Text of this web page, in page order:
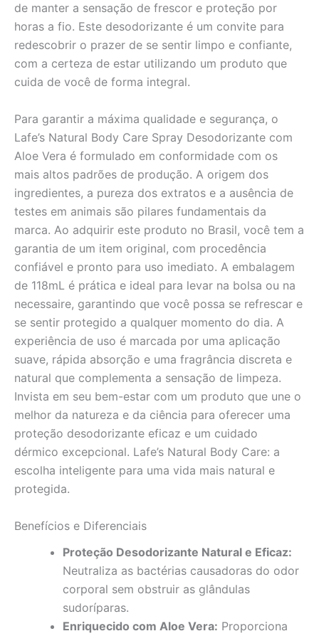
de manter a sensação de frescor e proteção por
horas a fio. Este desodorizante é um convite para
redescobrir o prazer de se sentir limpo e confiante,
com a certeza de estar utilizando um produto que
cuida de você de forma integral.
Para garantir a máxima qualidade e segurança, o
Lafe’s Natural Body Care Spray Desodorizante com
Aloe Vera é formulado em conformidade com os
mais altos padrões de produção. A origem dos
ingredientes, a pureza dos extratos e a ausência de
testes em animais são pilares fundamentais da
marca. Ao adquirir este produto no Brasil, você tem a
garantia de um item original, com procedência
confiável e pronto para uso imediato. A embalagem
de 118mL é prática e ideal para levar na bolsa ou na
necessaire, garantindo que você possa se refrescar e
se sentir protegido a qualquer momento do dia. A
experiência de uso é marcada por uma aplicação
suave, rápida absorção e uma fragrância discreta e
natural que complementa a sensação de limpeza.
Invista em seu bem-estar com um produto que une o
melhor da natureza e da ciência para oferecer uma
proteção desodorizante eficaz e um cuidado
dérmico excepcional. Lafe’s Natural Body Care: a
escolha inteligente para uma vida mais natural e
protegida.
Benefícios e Diferenciais
Proteção Desodorizante Natural e Eficaz:
Neutraliza as bactérias causadoras do odor
corporal sem obstruir as glândulas
sudoríparas.
Enriquecido com Aloe Vera: Proporciona